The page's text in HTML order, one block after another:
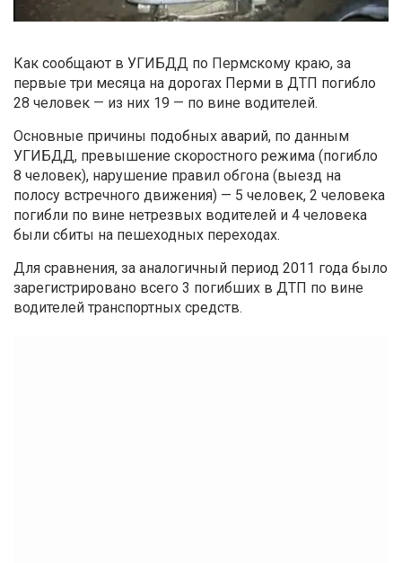
Как сообщают в УГИБДД по Пермскому краю, за
первые три месяца на дорогах Перми в ДТП погибло
28 человек — из них 19 — по вине водителей.
Основные причины подобных аварий, по данным
УГИБДД, превышение скоростного режима (погибло
8 человек), нарушение правил обгона (выезд на
полосу встречного движения) — 5 человек, 2 человека
погибли по вине нетрезвых водителей и 4 человека
были сбиты на пешеходных переходах.
Для сравнения, за аналогичный период 2011 года было
зарегистрировано всего 3 погибших в ДТП по вине
водителей транспортных средств.